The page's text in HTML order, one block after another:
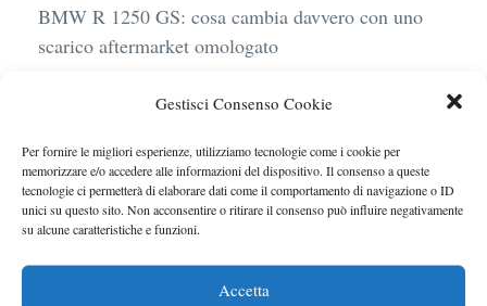
Gestisci Consenso Cookie
Per fornire le migliori esperienze, utilizziamo tecnologie come i cookie per
memorizzare e/o accedere alle informazioni del dispositivo. Il consenso a queste
tecnologie ci permetterà di elaborare dati come il comportamento di navigazione o ID
unici su questo sito. Non acconsentire o ritirare il consenso può influire negativamente
su alcune caratteristiche e funzioni.
Accetta
BMW R 1250 GS: cosa cambia davvero con uno
scarico aftermarket omologato
sostenibile, stile, anche con noleggio a lungo
termine
Ufficiale l’arrivo degli stop lampeggianti
obbligatori in Italia